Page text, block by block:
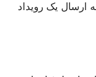
ارسال یک رویداد